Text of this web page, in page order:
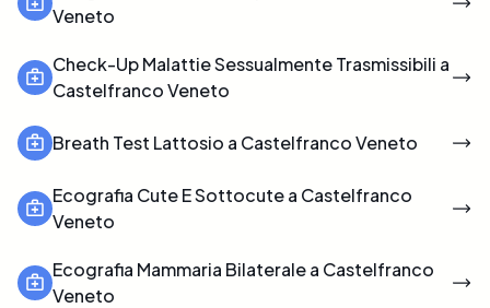
Veneto
Check-Up Malattie Sessualmente Trasmissibili a
Castelfranco Veneto
Breath Test Lattosio a Castelfranco Veneto
Ecografia Cute E Sottocute a Castelfranco
Veneto
Ecografia Mammaria Bilaterale a Castelfranco
Veneto